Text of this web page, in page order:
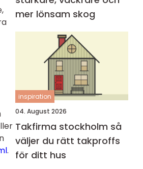
.
mer lönsam skog
inspiration
04. August 2026
Takfirma stockholm så
väljer du rätt takproffs
för ditt hus